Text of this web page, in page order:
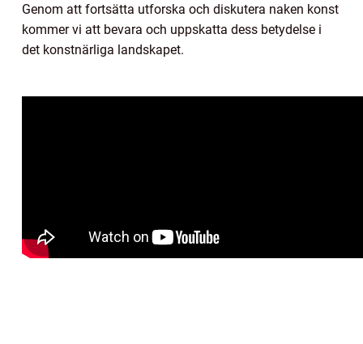
Genom att fortsätta utforska och diskutera naken konst
kommer vi att bevara och uppskatta dess betydelse i
det konstnärliga landskapet.